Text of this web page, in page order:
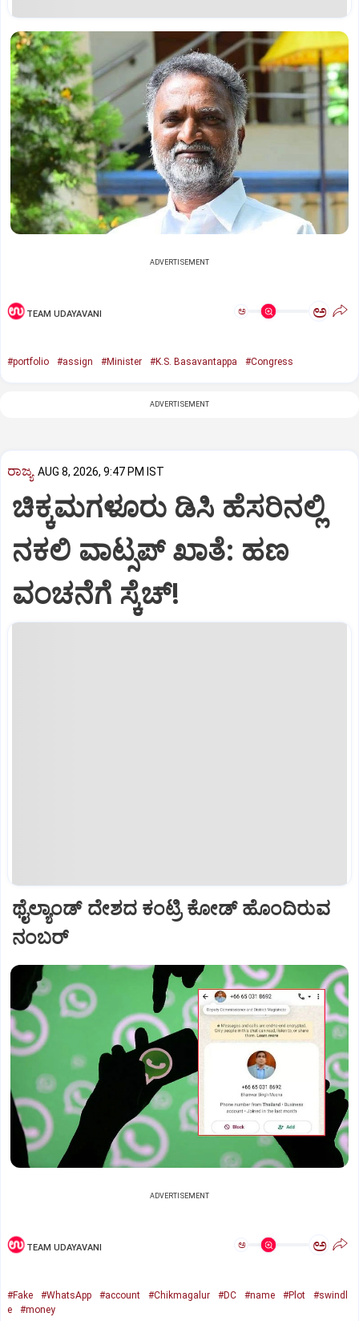
ADVERTISEMENT
TEAM UDAYAVANI ಅ ಅ
#portfolio #assign #Minister #K.S. Basavantappa #Congress
ADVERTISEMENT
ರಾಜ್ಯ AUG 8, 2026, 9:47 PM IST
ಚಿಕ್ಕಮಗಳೂರು ಡಿಸಿ ಹೆಸರಿನಲ್ಲಿ
ನಕಲಿ ವಾಟ್ಸಪ್ ಖಾತೆ: ಹಣ
ವಂಚನೆಗೆ ಸ್ಕೆಚ್!
ಥೈಲ್ಯಾಂಡ್ ದೇಶದ ಕಂಟ್ರಿ ಕೋಡ್ ಹೊಂದಿರುವ
ನಂಬರ್‌
ADVERTISEMENT
TEAM UDAYAVANI ಅ ಅ
#Fake #WhatsApp #account #Chikmagalur #DC #name #Plot
#swindl
e
#money